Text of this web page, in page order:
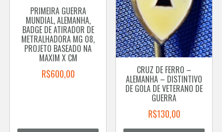
PRIMEIRA GUERRA
MUNDIAL, ALEMANHA,
BADGE DE ATIRADOR DE
METRALHADORA MG 08,
PROJETO BASEADO NA
MAXIM X CM
R$600,00 CRUZ DE FERRO –
ALEMANHA – DISTINTIVO
DE GOLA DE VETERANO DE
GUERRA
R$130,00